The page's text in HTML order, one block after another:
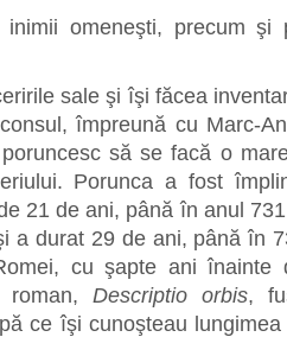
omeneşti, precum şi
sale şi îşi făcea
împreună cu Marc-
să se facă o
Porunca a fost
21 de ani, până în anul
a durat 29 de ani, până în
cu şapte ani înainte
roman, Descriptio orbis,
ce îşi cunoşteau